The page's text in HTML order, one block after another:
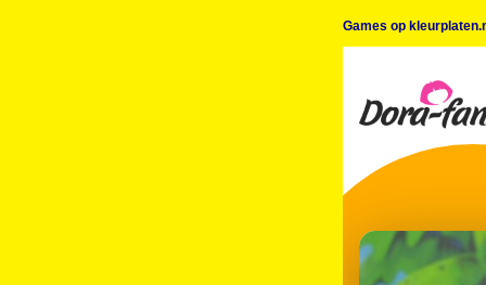
Games op